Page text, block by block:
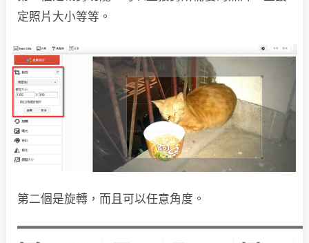
定照片大小等等。
第二個是旋轉，而且可以任意角度。